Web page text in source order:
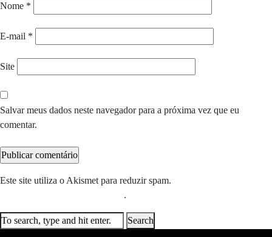
Nome *
E-mail *
Site
Salvar meus dados neste navegador para a próxima vez que eu
comentar.
Este site utiliza o Akismet para reduzir spam.
.
Search